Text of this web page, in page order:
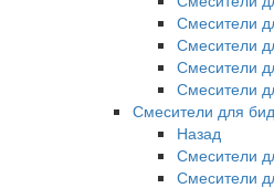
Смесители
Смесители
Смесители
Смесители
Смесители для
Назад
Смесители
Смесители